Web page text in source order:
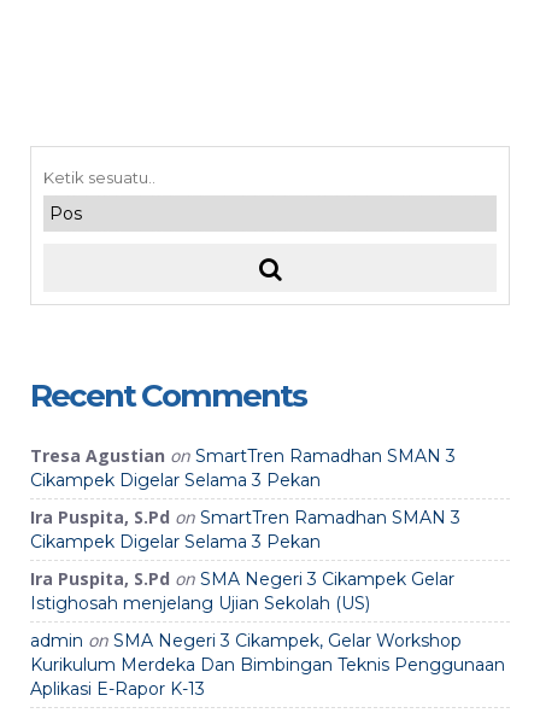
Recent Comments
Tresa Agustian on SmartTren Ramadhan SMAN 3
Cikampek Digelar Selama 3 Pekan
Ira Puspita, S.Pd on SmartTren Ramadhan SMAN 3
Cikampek Digelar Selama 3 Pekan
Ira Puspita, S.Pd on SMA Negeri 3 Cikampek Gelar
Istighosah menjelang Ujian Sekolah (US)
admin on SMA Negeri 3 Cikampek, Gelar Workshop
Kurikulum Merdeka Dan Bimbingan Teknis Penggunaan
Aplikasi E-Rapor K-13